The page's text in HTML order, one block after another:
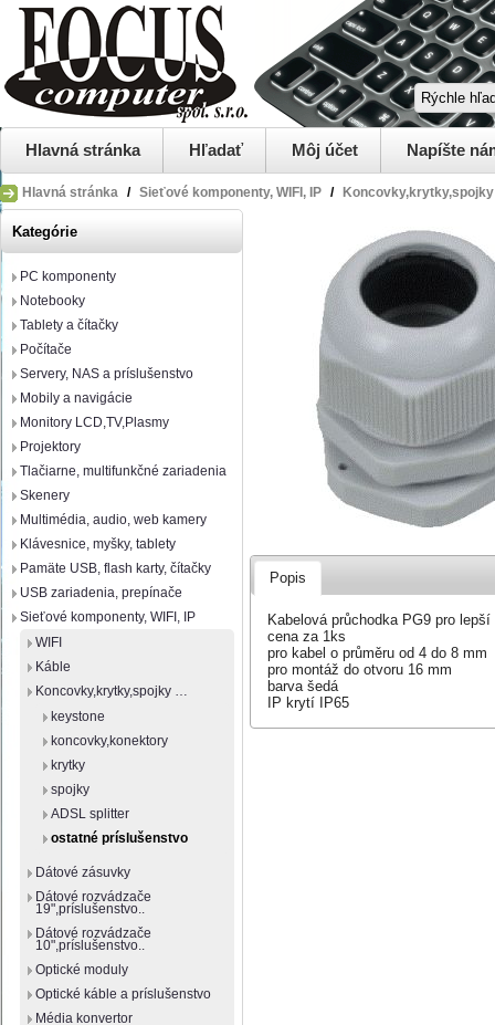
Hlavná stránka Hľadať Môj účet Napíšte
Hlavná stránka / Sieťové komponenty, WIFI, IP /
Kategórie
PC komponenty
Notebooky
Tablety a čítačky
Počítače
Servery, NAS a príslušenstvo
Mobily a navigácie
Monitory LCD,TV,Plasmy
Projektory
Tlačiarne, multifunkčné zariadenia
Skenery
Multimédia, audio, web kamery
Klávesnice, myšky, tablety
Pamäte USB, flash karty, čítačky
USB zariadenia, prepínače
Sieťové komponenty, WIFI, IP
WIFI
Káble
Koncovky,krytky,spojky …
keystone
koncovky,konektory
krytky
spojky
ADSL splitter
ostatné príslušenstvo
Dátové zásuvky
Dátové rozvádzače
19",príslušenstvo..
Dátové rozvádzače
10",príslušenstvo..
Optické moduly
Optické káble a príslušenstvo
Média konvertor
Popis
Kabelová průchodka PG9 pro
cena za 1ks
pro kabel o průměru od 4 do 8 mm
pro montáž do otvoru 16 mm
barva šedá
IP krytí IP65